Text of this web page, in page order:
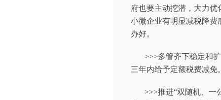
府也要主动挖潜，大力
小微企业有明显减税降费
办好。
>>>多管齐下稳定和
三年内给予定额税费减免
>>>推进“双随机、一